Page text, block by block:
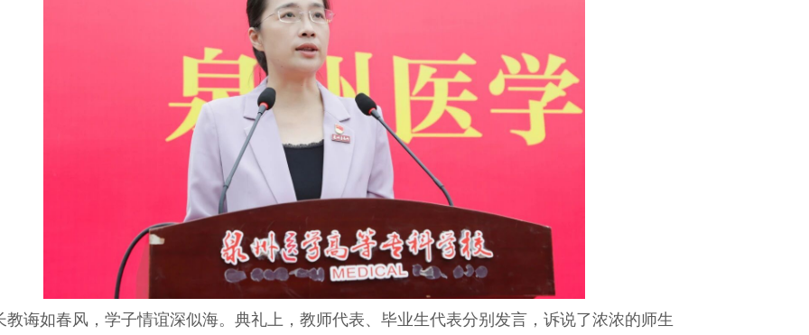
教诲如春风，学子情谊深似海。典礼上，教师代表、毕业生代表分别发言，诉说了浓浓的师生